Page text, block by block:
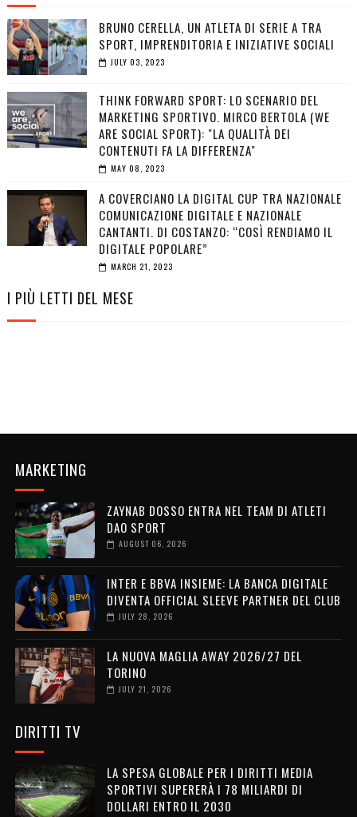
BRUNO CERELLA, UN ATLETA DI SERIE A TRA
SPORT, IMPRENDITORIA E INIZIATIVE SOCIALI
JULY 03, 2023
THINK FORWARD SPORT: LO SCENARIO DEL
MARKETING SPORTIVO. MIRCO BERTOLA (WE
ARE SOCIAL SPORT): "LA QUALITÀ DEI
CONTENUTI FA LA DIFFERENZA"
MAY 08, 2023
A COVERCIANO LA DIGITAL CUP TRA NAZIONALE
COMUNICAZIONE DIGITALE E NAZIONALE
CANTANTI. DI COSTANZO: “COSÌ RENDIAMO IL
DIGITALE POPOLARE”
MARCH 21, 2023
I PIÙ LETTI DEL MESE
MARKETING
ZAYNAB DOSSO ENTRA NEL TEAM DI ATLETI
DAO SPORT
AUGUST 06, 2026
INTER E BBVA INSIEME: LA BANCA DIGITALE
DIVENTA OFFICIAL SLEEVE PARTNER DEL CLUB
JULY 28, 2026
LA NUOVA MAGLIA AWAY 2026/27 DEL
TORINO
JULY 21, 2026
DIRITTI TV
LA SPESA GLOBALE PER I DIRITTI MEDIA
SPORTIVI SUPERERÀ I 78 MILIARDI DI
DOLLARI ENTRO IL 2030